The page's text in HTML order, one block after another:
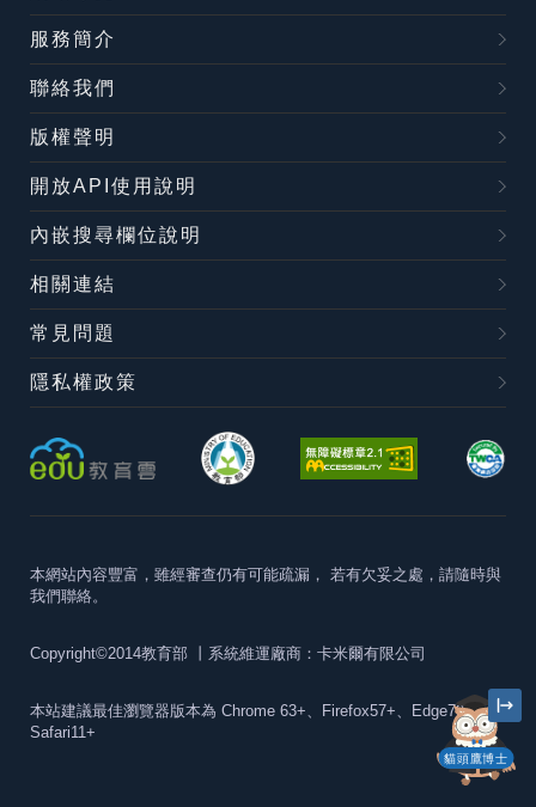
貓頭鷹博士
服務簡介
聯絡我們
版權聲明
開放API使用說明
內嵌搜尋欄位說明
相關連結
常見問題
隱私權政策
本網站內容豐富，雖經審查仍有可能疏漏， 若有欠妥之處，請隨時與
我們聯絡。
Copyright©2014教育部 丨系統維運廠商：卡米爾有限公司
本站建議最佳瀏覽器版本為 Chrome 63+、Firefox57+、Edge79+及
Safari11+